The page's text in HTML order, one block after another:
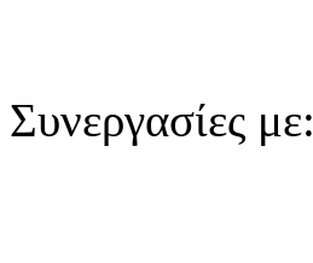
Συνεργασίες με: